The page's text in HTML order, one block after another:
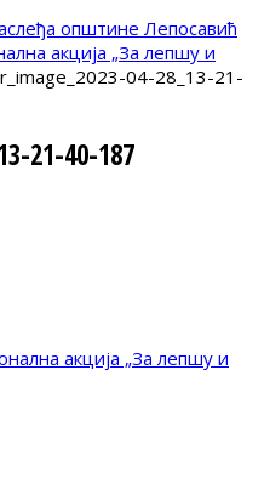
акција „За лепшу и
04-28_13-21-
21-40-187
акција „За лепшу и